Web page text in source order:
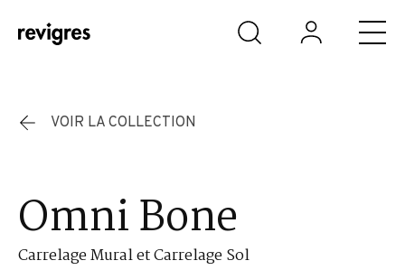
Aller au contenu principal
VOIR LA COLLECTION
Omni Bone
Carrelage Mural et Carrelage Sol